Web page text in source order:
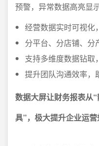
预警，异常数据高亮显
经营数据实时可视化
分平台、分店铺、分
支持多维度数据钻取
提升团队沟通效率，
数据大屏让财务报表从
具”，极大提升企业运营